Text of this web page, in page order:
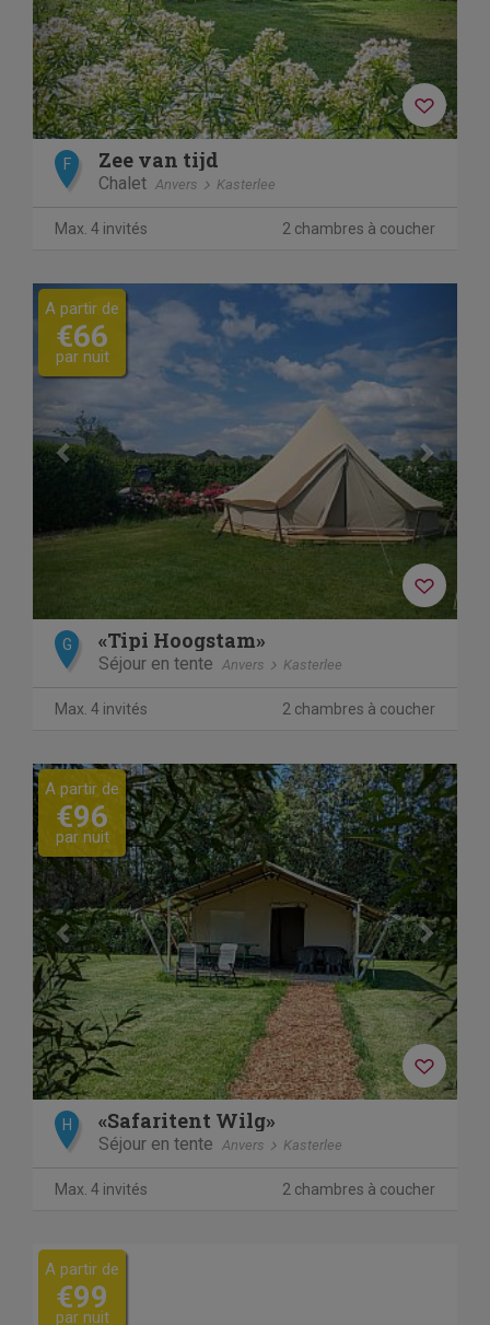
F Zee van tijd
Chalet Anvers Kasterlee
Max. 4 invités 2 chambres à coucher
Previous
A partir de
€66
par nuit
G «Tipi Hoogstam»
Séjour en tente Anvers Kasterlee
Max. 4 invités 2 chambres à coucher
Previous Next
A partir de
€96
par nuit
H «Safaritent Wilg»
Séjour en tente Anvers Kasterlee
Max. 4 invités 2 chambres à coucher
A partir de
€99
par nuit